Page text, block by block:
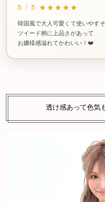
5 / 5 ★★★★★
韓国風で大人可愛くて使いやす
ツイード柄に上品さがあって
お嬢様感溢れてかわいい！❤️
透け感あって色気